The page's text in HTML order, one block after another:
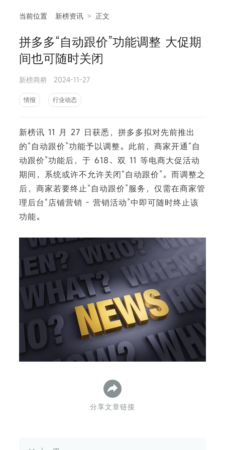
当前位置 新榜资讯 > 正文
拼多多“自动跟价”功能调整 大促期
间也可随时关闭
新榜商桥 2024-11-27
情报 行业动态
新榜讯 11 月 27 日获悉，拼多多拟对先前推出
的“自动跟价”功能予以调整。此前，商家开通“自
动跟价”功能后，于 618、双 11 等电商大促活动
期间，系统或许不允许关闭“自动跟价”。而调整之
后，商家若要终止“自动跟价”服务，仅需在商家管
理后台“店铺营销 - 营销活动”中即可随时终止该
功能。
分享文章链接